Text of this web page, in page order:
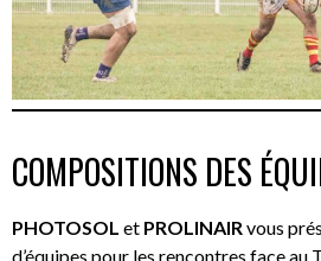
COMPOSITIONS DES
PHOTOSOL et PROLINAIRvous
d’équipes pour les rencontres face au